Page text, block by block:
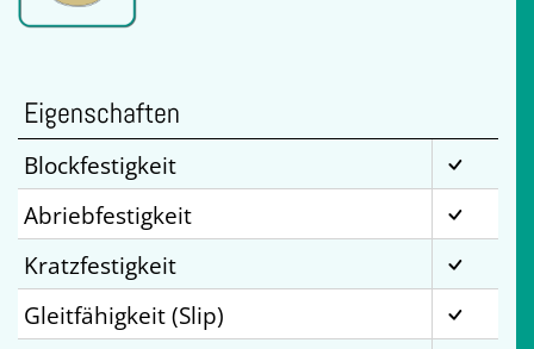
Eigenschaften
Blockfestigkeit
Abriebfestigkeit
Kratzfestigkeit
Gleitfähigkeit (Slip)